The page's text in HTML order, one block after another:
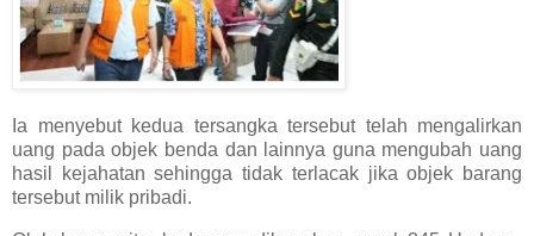
Ia menyebut kedua tersangka tersebut telah mengalirkan
uang pada objek benda dan lainnya guna mengubah uang
hasil kejahatan sehingga tidak terlacak jika objek barang
tersebut milik pribadi.